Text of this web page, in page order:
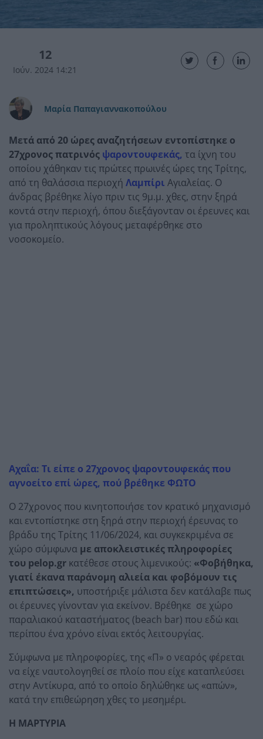
12
Ιούν. 2024 14:21
Μαρία Παπαγιαννακοπούλου
Μετά από 20 ώρες αναζητήσεων εντοπίστηκε ο
27χρονος πατρινός ψαροντουφεκάς, τα ίχνη του
οποίου χάθηκαν τις πρώτες πρωινές ώρες της Τρίτης,
από τη θαλάσσια περιοχή Λαμπίρι Αγιαλείας. Ο
άνδρας βρέθηκε λίγο πριν τις 9μ.μ. χθες, στην ξηρά
κοντά στην περιοχή, όπου διεξάγονταν οι έρευνες και
για προληπτικούς λόγους μεταφέρθηκε στο
νοσοκομείο.
Αχαΐα: Τι είπε ο 27χρονος ψαροντουφεκάς που
αγνοείτο επί ώρες, πού βρέθηκε ΦΩΤΟ
Ο 27χρονος που κινητοποιήσε τον κρατικό μηχανισμό
και εντοπίστηκε στη ξηρά στην περιοχή έρευνας το
βράδυ της Τρίτης 11/06/2024, και συγκεκριμένα σε
χώρο σύμφωνα με αποκλειστικές πληροφορίες
του pelop.gr κατέθεσε στους λιμενικούς: «Φοβήθηκα,
γιατί έκανα παράνομη αλιεία και φοβόμουν τις
επιπτώσεις», υποστήριξε μάλιστα δεν κατάλαβε πως
οι έρευνες γίνονταν για εκείνον. Βρέθηκε σε χώρο
παραλιακού καταστήματος (beach bar) που εδώ και
περίπου ένα χρόνο είναι εκτός λειτουργίας.
Σύμφωνα με πληροφορίες, της «Π» ο νεαρός φέρεται
να είχε ναυτολογηθεί σε πλοίο που είχε καταπλεύσει
στην Αντίκυρα, από το οποίο δηλώθηκε ως «απών»,
κατά την επιθεώρηση χθες το μεσημέρι.
Η ΜΑΡΤΥΡΙΑ